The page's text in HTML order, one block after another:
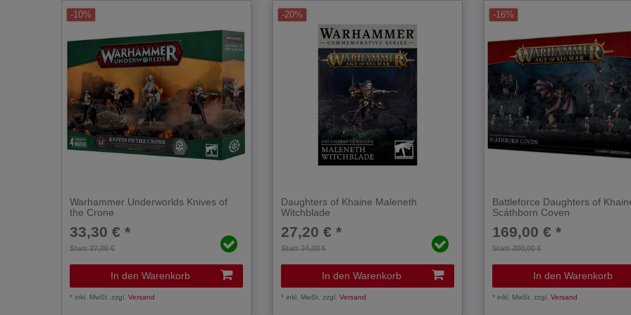
-10%
Warhammer Underworlds Knives of
the Crone
Statt 37,00 €
33,30 € *
In den Warenkorb
*inkl. MwSt. zzgl.Versand
-20%
Daughters of Khaine Maleneth
Witchblade
Statt 34,00 €
27,20 € *
In den Warenkorb
*inkl. MwSt. zzgl.Versand
-16%
Battleforce Daughters of
Scáthborn Coven
Statt 200,00 €
169,00 € *
In den Warenkorb
*inkl. MwSt. zzgl.Versand